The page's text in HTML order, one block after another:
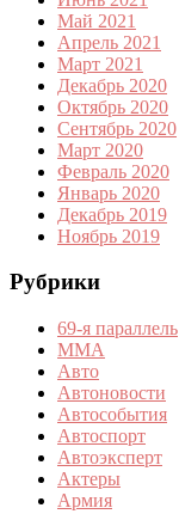
Май 2021
Апрель 2021
Март 2021
Декабрь 2020
Октябрь 2020
Сентябрь 2020
Март 2020
Февраль 2020
Январь 2020
Декабрь 2019
Ноябрь 2019
Рубрики
69-я параллель
MMA
Авто
Автоновости
Автособытия
Автоспорт
Автоэксперт
Актеры
Армия